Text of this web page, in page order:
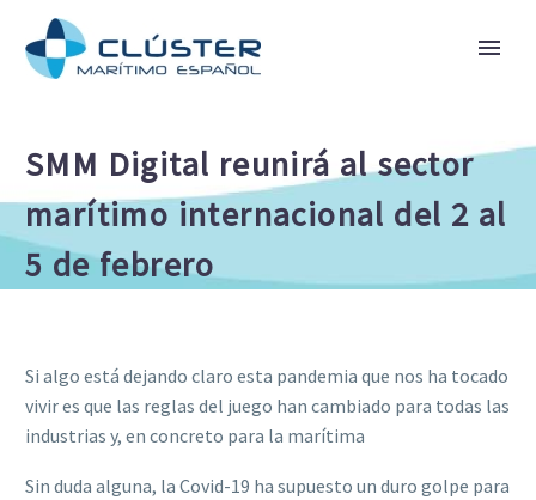
SMM Digital reunirá al sector
marítimo internacional del 2 al
5 de febrero
Si algo está dejando claro esta pandemia que nos ha tocado
vivir es que las reglas del juego han cambiado para todas las
industrias y, en concreto para la marítima
Sin duda alguna, la Covid-19 ha supuesto un duro golpe para